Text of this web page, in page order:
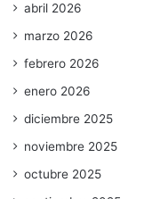
abril 2026
marzo 2026
febrero 2026
enero 2026
diciembre 2025
noviembre 2025
octubre 2025